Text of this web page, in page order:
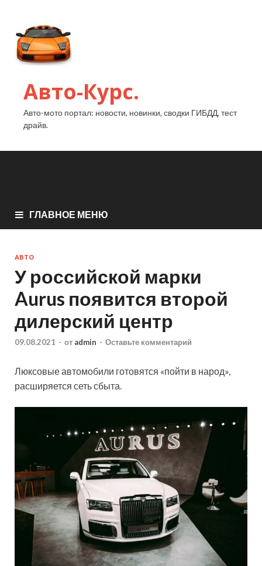
Авто-Курс.
Авто-мото портал: новости, новинки, сводки ГИБДД, тест
драйв.
ГЛАВНОЕ МЕНЮ
АВТО
У российской марки
Aurus появится второй
дилерский центр
09.08.2021 - от admin - Оставьте комментарий
Люксовые автомобили готовятся «пойти в народ»,
расширяется сеть сбыта.